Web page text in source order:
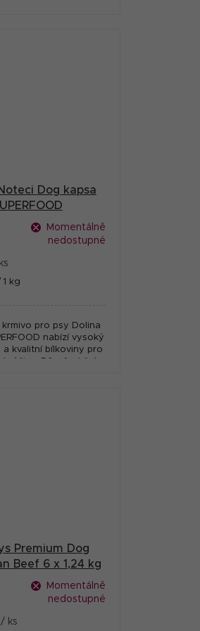
vysokou chutností a
Dog kapsa
křepelka 300g
Momentálně
nedostupné
kg
krmivo pro psy Dolina
nabízí vysoký
a kvalitní bílkoviny pro
výživu. Díky funkčním
Premium Dog
Beef 6 x 1,24 kg
Momentálně
nedostupné
/ ks